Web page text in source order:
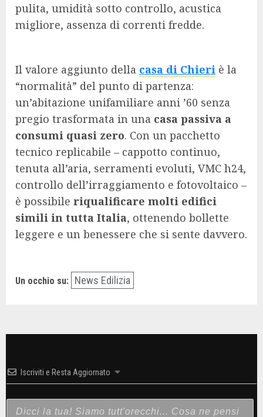
pulita, umidità sotto controllo, acustica
migliore, assenza di correnti fredde.
Il valore aggiunto della casa di Chieri è la
“normalità” del punto di partenza:
un’abitazione unifamiliare anni ’60 senza
pregio trasformata in una casa passiva a
consumi quasi zero. Con un pacchetto
tecnico replicabile – cappotto continuo,
tenuta all’aria, serramenti evoluti, VMC h24,
controllo dell’irraggiamento e fotovoltaico –
è possibile riqualificare molti edifici
simili in tutta Italia, ottenendo bollette
leggere e un benessere che si sente davvero.
Un occhio su: News Edilizia
Iscriviti e Resta Aggiornato